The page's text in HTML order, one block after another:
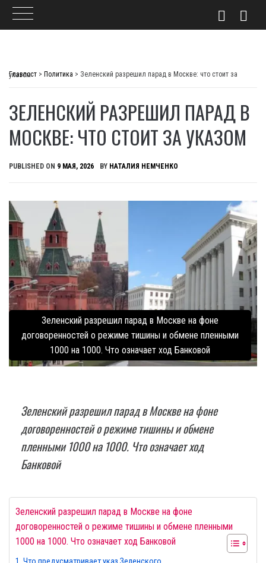
Главпост > Политика >
Зеленский разрешил парад в Москве: что стоит за указом
ЗЕЛЕНСКИЙ РАЗРЕШИЛ ПАРАД В
МОСКВЕ: ЧТО СТОИТ ЗА УКАЗОМ
PUBLISHED ON 9 МАЯ, 2026 BY НАТАЛИЯ НЕМЧЕНКО
Зеленский разрешил парад в Москве на фоне
договоренностей о режиме тишины и обмене пленными
1000 на 1000. Что означает ход Банковой
Зеленский разрешил парад в Москве на фоне
договоренностей о режиме тишины и обмене
пленными 1000 на 1000. Что означает ход
Банковой
Зеленский разрешил парад в Москве на фоне
договоренностей о режиме тишины и обмене пленными
1000 на 1000. Что означает ход Банковой